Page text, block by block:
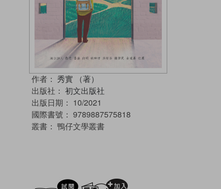
作者： 秀實 （著）
出版社： 初文出版社
出版日期： 10/2021
國際書號： 9789887575818
叢書： 鴨仔文學叢書
試閲